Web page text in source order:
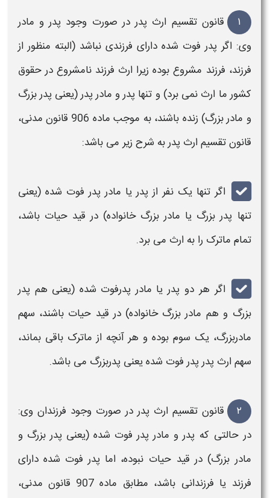
۱ قانون تقسیم ارث پدردر صورت وجود پدر و مادر
وی: اگر پدر فوت شده دارای فرزندی نباشد (البته منظور از
فرزند، فرزند مشروع بوده زیرا ارث فرزند نامشروع در حقوق
کشور ما ارث نمی برد) و تنها پدرو مادر پدر(یعنی پدربزرگ
و مادربزرگ) زنده باشند، به موجب ماده 906 قانون مدنی
،
قانون تقسیم ارث پدربه شرح زیر می باشد:
اگر تنها یک نفر از پدر یا مادر پدر فوت شده (یعنی
تنها پدر بزرگ یا مادر بزرگ خانواده) در قید حیات باشد،
تمام ماترک را به ارث می برد.
اگر هر دو پدر یا مادر پدرفوت شده (یعنی هم پدر
بزرگ و هم مادر بزرگ خانواده) در قید حیات باشند، سهم
مادربزرگ، یک سوم بوده و هر آنچه از ماترک باقی بماند،
سهم ارث پدرپدرفوت شده یعنی پدربزرگ می باشد.
۲ قانون تقسیم ارث پدردر صورت وجود فرزندان وی:
در حالتی که پدر و مادر پدر فوت شده (یعنی پدر بزرگ و
مادر بزرگ) در قید حیات نبوده، اما پدر فوت شده دارای
فرزند یا فرزندانی باشد، مطابق ماده 907 قانون مدنی،